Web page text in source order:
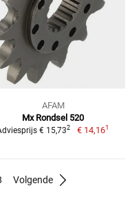
AFAM
Mx Rondsel 520
€ 15,732 € 14,161
Volgende